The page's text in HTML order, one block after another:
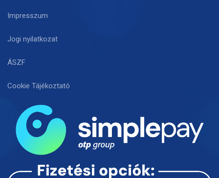
Impresszum
Jogi nyilatkozat
ÁSZF
Cookie Tájékoztató